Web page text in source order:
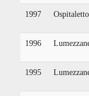
1997 Ospitaletto
1996
1995